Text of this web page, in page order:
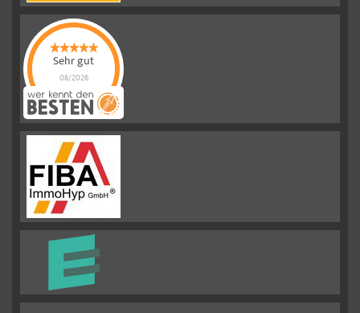
Sehr gut
08/2026
Emslander
Immobilien GMBH
Sternen |
292Emslander
Immobilien
GMBHBewertungen
auf
werkenntdenBESTEN.de